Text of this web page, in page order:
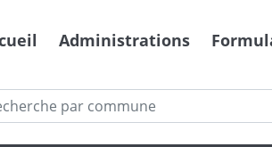
Administrations